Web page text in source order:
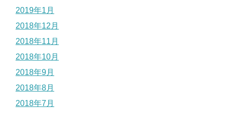
2019年1月
2018年12月
2018年11月
2018年10月
2018年9月
2018年8月
2018年7月